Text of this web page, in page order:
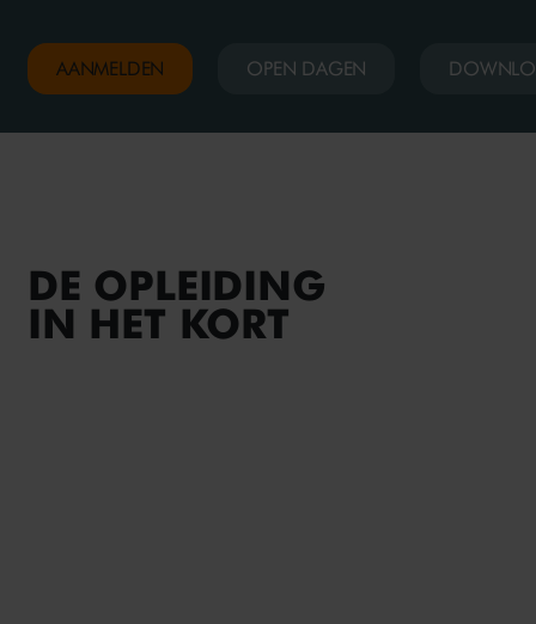
AANMELDEN OPEN DAGEN
DE OPLEIDING
IN HET KORT